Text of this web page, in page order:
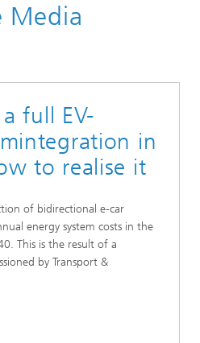
Media
full EV-
in
to realise it
of bidirectional e-car
energy system costs in the
This is the result of a
by Transport &